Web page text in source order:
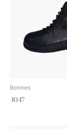
Botines
3047